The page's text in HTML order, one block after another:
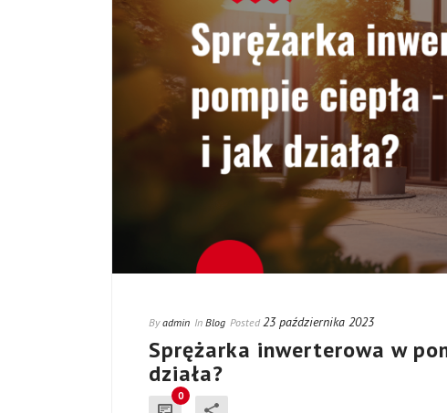
By admin In Blog Posted 23 października 2023
Sprężarka inwerterowa w
działa?
0